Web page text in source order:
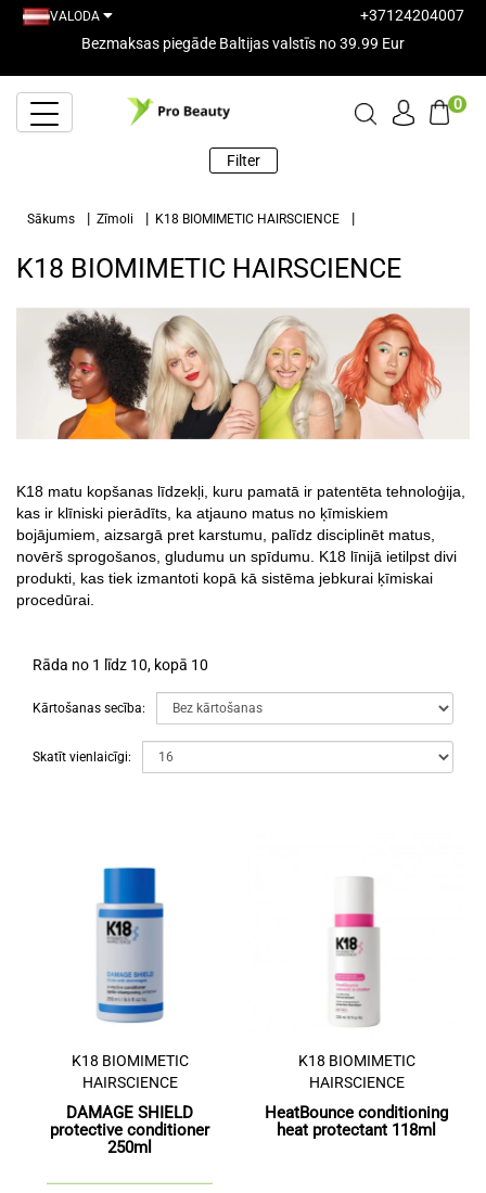
VALODA
+37124204007
Bezmaksas piegāde Baltijas valstīs no 39.99 Eur
0
Filter
Sākums Zīmoli K18 BIOMIMETIC HAIRSCIENCE
K18 BIOMIMETIC HAIRSCIENCE
K18 matu kopšanas līdzekļi, kuru pamatā ir patentēta tehnoloģija,
kas ir klīniski pierādīts, ka atjauno matus no ķīmiskiem
bojājumiem, aizsargā pret karstumu, palīdz disciplinēt matus,
novērš sprogošanos, gludumu un spīdumu. K18 līnijā ietilpst divi
produkti, kas tiek izmantoti kopā kā sistēma jebkurai ķīmiskai
procedūrai.
Rāda no 1 līdz 10, kopā 10
Kārtošanas secība:
Skatīt vienlaicīgi:
K18 BIOMIMETIC
HAIRSCIENCE
DAMAGE SHIELD
protective conditioner
250ml
K18 BIOMIMETIC
HAIRSCIENCE
HeatBounce conditioning
heat protectant 118ml